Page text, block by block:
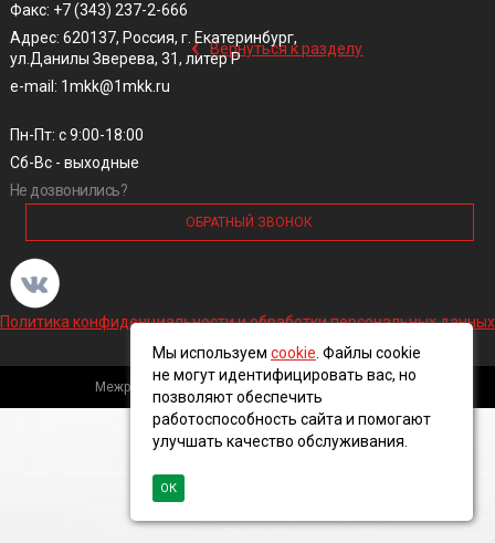
‹ Вернуться к разделу
Факс: +7 (343) 237-2-666
Адрес: 620137, Россия, г. Екатеринбург,
ул.Данилы Зверева, 31, литер Р
e-mail: 1mkk@1mkk.ru
Пн-Пт: с 9:00-18:00
Сб-Вс - выходные
Не дозвонились?
ОБРАТНЫЙ ЗВОНОК
Политика конфиденциальности и обработки персональных данных
Межрегиональная кабельная компания, 2016 ©
Мы используем cookie . Файлы cookie
не могут идентифицировать вас, но
позволяют обеспечить
работоспособность сайта и помогают
улучшать качество обслуживания.
ОК